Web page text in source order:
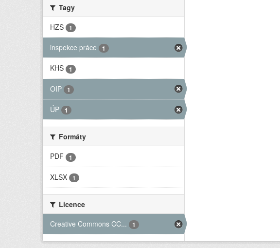
Tagy
HZS
1
inspekce práce 1
KHS 1
OIP 1
ÚP 1
Formáty
PDF
1
XLSX 1
Licence
Creative Commons CC...
1